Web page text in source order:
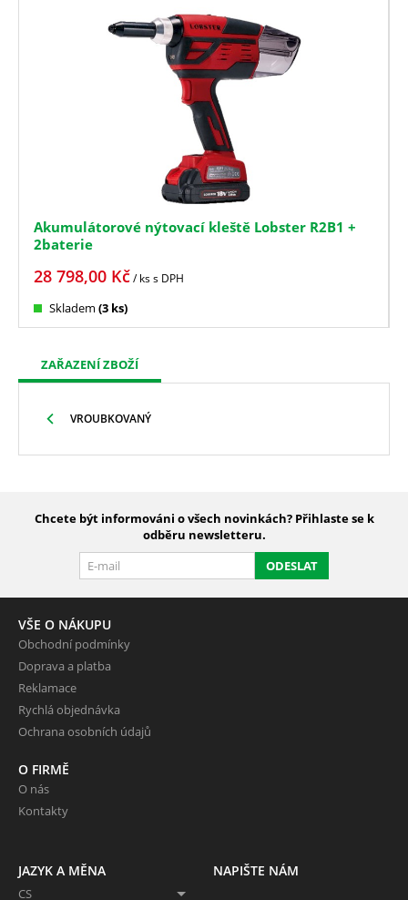
Akumulátorové nýtovací kleště Lobster R2B1 +
2baterie
28 798,00 Kč/ kss DPH
Skladem (3 ks)
ZAŘAZENÍ ZBOŽÍ
VROUBKOVANÝ
Chcete být informováni o všech novinkách? Přihlaste se k
odběru newsletteru.
ODESLAT
VŠE O NÁKUPU
Obchodní podmínky
Doprava a platba
Reklamace
Rychlá objednávka
Ochrana osobních údajů
O FIRMĚ
O nás
Kontakty
JAZYK A MĚNA
CS
NAPIŠTE NÁM